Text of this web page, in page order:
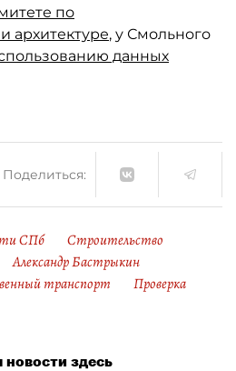
по
архитектуре, у Смольного
данных
Поделиться:
СПб
Строительство
Александр Бастрыкин
транспорт
Проверка
здесь